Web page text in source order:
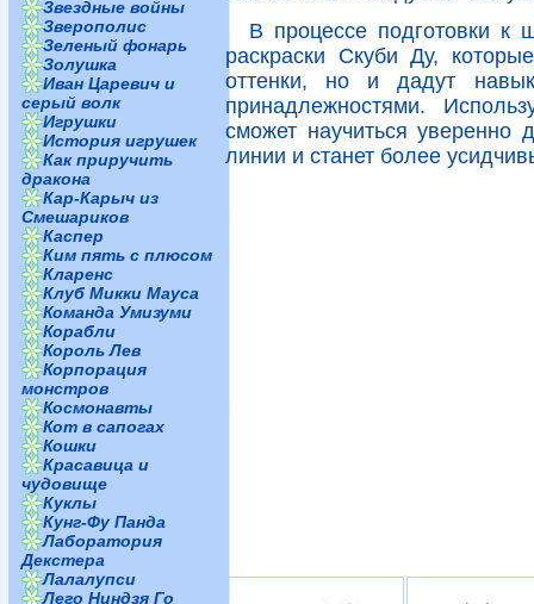
Звездные войны
Зверополис
Зеленый фонарь
Золушка
Иван Царевич и
серый волк
Игрушки
История игрушек
Как приручить
дракона
Кар-Карыч из
Смешариков
Каспер
Ким пять с плюсом
Кларенс
Клуб Микки Мауса
Команда Умизуми
Корабли
Король Лев
Корпорация
монстров
Космонавты
Кот в сапогах
Кошки
Красавица и
чудовище
Куклы
Кунг-Фу Панда
Лаборатория
Декстера
Лалалупси
Лего Ниндзя Го
В процессе подготовки к
раскраски Скуби Ду,
оттенки, но и дадут
принадлежностями.
сможет научиться уверенно
линии и станет более